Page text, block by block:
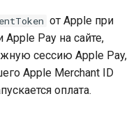
от Apple при
Pay на сайте,
сессию Apple Pay,
Apple Merchant ID
оплата.